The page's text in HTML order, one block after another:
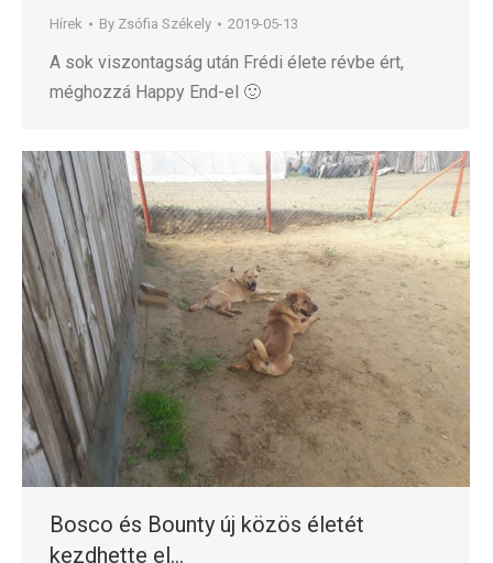
Hírek By Zsófia Székely 2019-05-13
A sok viszontagság után Frédi élete révbe ért,
méghozzá Happy End-el 🙂
Bosco és Bounty új közös életét
kezdhette el…